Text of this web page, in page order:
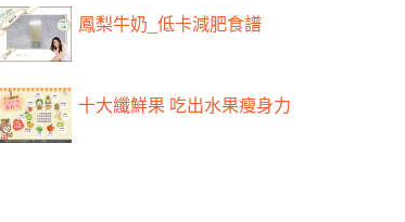
鳳梨牛奶_低卡減肥食譜
十大纖鮮果 吃出水果瘦身力